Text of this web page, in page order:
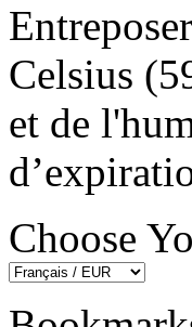
Celsius
et de
Choose